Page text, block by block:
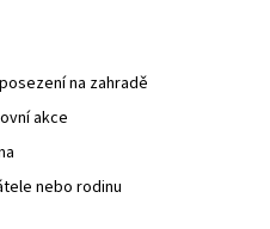
na zahradě
akce
nebo rodinu